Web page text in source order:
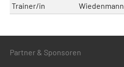
Trainer/in
Wiedenmann
Partner & Sponsoren